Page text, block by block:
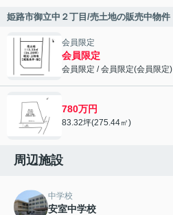
姫路市御立中２丁目/売土地の販売中物件
会員限定">
会員限定
会員限定
会員限定 /会員限定(会員限定)
780万円
83.32坪(275.44㎡)
周辺施設
中学校
安室中学校